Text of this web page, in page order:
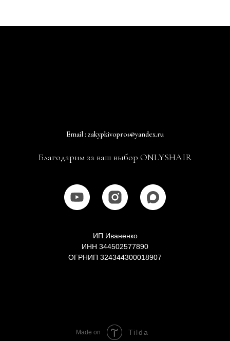
Email : zakypkivopros@yandex.ru
Благодарим за ваш выбор ONLYSHAIR
ИП Иваненко
ИНН 344502577890
ОГРНИП 324344300018907
Made on Tilda